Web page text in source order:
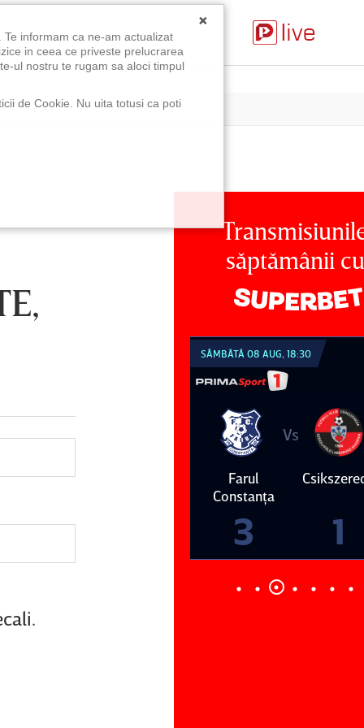
săptămânii cu
Farul
3
Vs
SÂMBĂTĂ 08 AUG, 21:30
Dinamo
Vs
FC
×
informam ca ne-am actualizat
in ceea ce priveste prelucrarea
ul nostru te rugam sa aloci timpul
de Cookie. Nu uita totusi ca poti